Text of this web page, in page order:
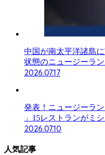
中国が南太平洋諸島
状態のニュージーラ
2026.07.17
発表！ニュージーラ
」15レストランがミ
2026.07.10
人気記事